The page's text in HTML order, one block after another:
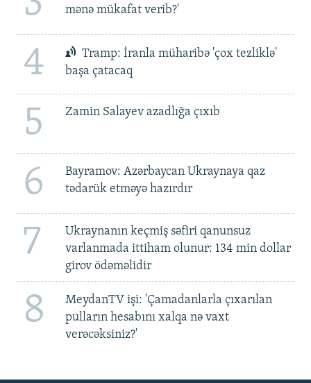
mənə mükafat verib?'
4
Tramp: İranla müharibə 'çox tezliklə'
başa çatacaq
5 Zamin Salayev azadlığa çıxıb
6
Bayramov: Azərbaycan Ukraynaya qaz
tədarük etməyə hazırdır
7
Ukraynanın keçmiş səfiri qanunsuz
varlanmada ittiham olunur: 134 min dollar
girov ödəməlidir
8
MeydanTV işi: 'Çamadanlarla çıxarılan
pulların hesabını xalqa nə vaxt
verəcəksiniz?'